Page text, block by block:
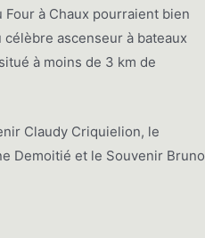
à Chaux pourraient bien
ascenseur à bateaux
à moins de 3 km de
Claudy Criquielion, le
Demoitié et le Souvenir Bruno